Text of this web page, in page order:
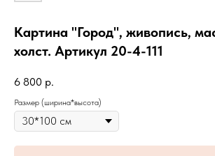
Картина "Город", живопись,
холст. Артикул 20-4-111
6 800 р.
Размер (ширина*высота)